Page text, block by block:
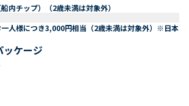
内チップ）（2歳未満は対象外）
人様につき3,000円相当（2歳未満は対象外）※日本
ッケージ